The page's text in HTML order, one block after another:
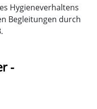
Hygieneverhaltens
Begleitungen durch
-